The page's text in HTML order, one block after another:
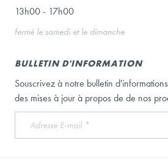
13h00 - 17h00
fermé le samedi et le dimanche
BULLETIN D'INFORMATION
Souscrivez à notre bulletin
des mises à jour à propos de de nos